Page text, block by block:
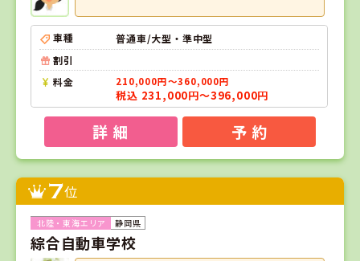
車種
普通車/大型・準中型
割引
料金
210,000円～360,000円
税込 231,000円～396,000円
詳 細 予 約
7位
静岡県
綜合自動車学校